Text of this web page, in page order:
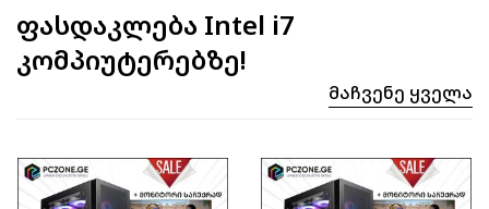
ფასდაკლება Intel i7
კომპიუტერებზე!
Მაჩვენე Ყველა